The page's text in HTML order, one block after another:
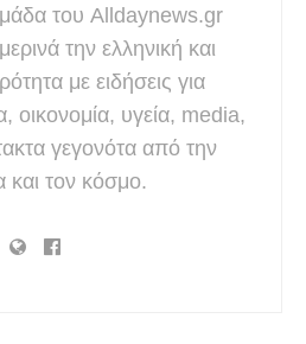
του Alldaynews.gr
την ελληνική και
με ειδήσεις για
οικονομία, υγεία, media,
γεγονότα από την
και τον κόσμο.